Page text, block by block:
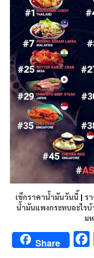
เช็กราคาน้ำมันวันนี้ | ร
น้ำมันแพงกระทบอะไรบ้
ม
Share